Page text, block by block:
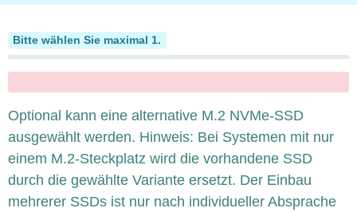
SSD M.2 NVMe
Bitte wählen Sie maximal 1.
x
Optional kann eine alternative M.2 NVMe-SSD
ausgewählt werden. Hinweis: Bei Systemen mit nur
einem M.2-Steckplatz wird die vorhandene SSD
durch die gewählte Variante ersetzt. Der Einbau
mehrerer SSDs ist nur nach individueller Absprache